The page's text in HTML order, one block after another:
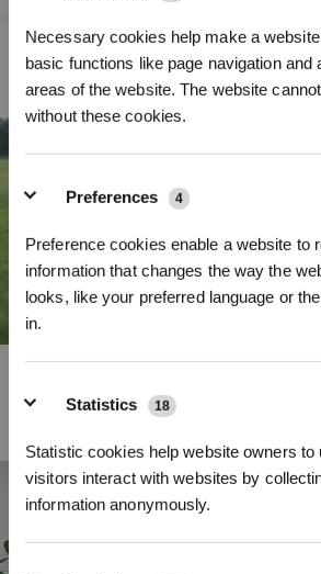
Necessary cookies help make a
basic functions like page navigation and
areas of the website. The website
without these cookies.
Preferences 4
Preference cookies enable a website to
information that changes the way the
looks, like your preferred language or
in.
Statistics 18
Statistic cookies help website owners to
visitors interact with websites by
information anonymously.
Surmonte tous les terrains exigeants en
pelouse grâce au franchissement de barrières de